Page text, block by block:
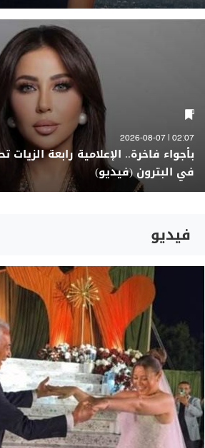
02:07 | 2026-08-07
بأجواء فاخرة.. الإعلامية رابعة الزيات
في البترون (فيديو)
فيديو